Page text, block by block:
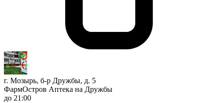
г. Мозырь, б-р Дружбы, д. 5
ФармОстров Аптека на Дружбы
до 21:00